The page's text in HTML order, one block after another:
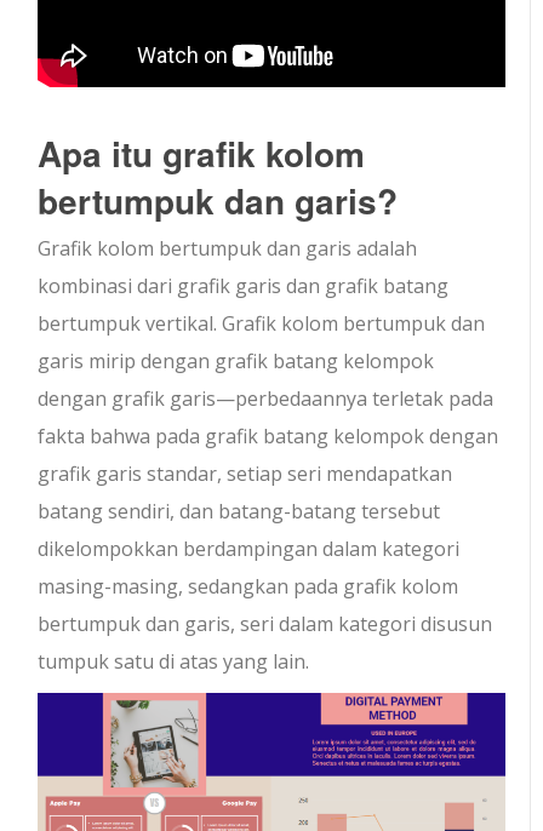
Apa itu grafik kolom
bertumpuk dan garis?
Grafik kolom bertumpuk dan garis adalah
kombinasi dari grafik garis dan grafik batang
bertumpuk vertikal. Grafik kolom bertumpuk dan
garis mirip dengan grafik batang kelompok
dengan grafik garis—perbedaannya terletak pada
fakta bahwa pada grafik batang kelompok dengan
grafik garis standar, setiap seri mendapatkan
batang sendiri, dan batang-batang tersebut
dikelompokkan berdampingan dalam kategori
masing-masing, sedangkan pada grafik kolom
bertumpuk dan garis, seri dalam kategori disusun
tumpuk satu di atas yang lain.